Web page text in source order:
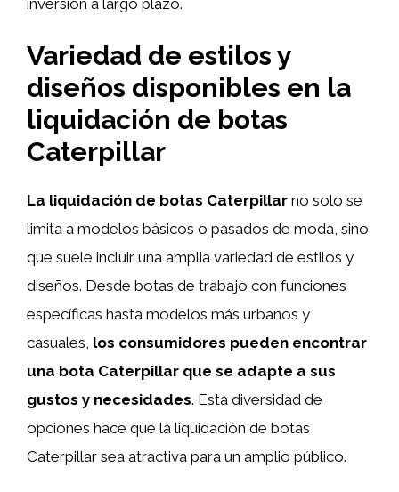
Variedad de estilos y
diseños disponibles en la
liquidación de botas
Caterpillar
La liquidación de botas Caterpillar no solo se
limita a modelos básicos o pasados de moda, sino
que suele incluir una amplia variedad de estilos y
diseños. Desde botas de trabajo con funciones
específicas hasta modelos más urbanos y
casuales, los consumidores pueden encontrar
una bota Caterpillar que se adapte a sus
gustos y necesidades. Esta diversidad de
opciones hace que la liquidación de botas
Caterpillar sea atractiva para un amplio público.